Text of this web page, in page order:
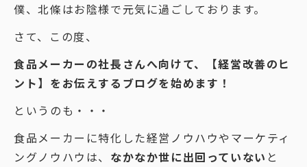
僕、北條はお陰様で元気に過ごしております。
さて、この度、
食品メーカーの社長さんへ向けて、【経営改善のヒ
ント】をお伝えするブログを始めます！
というのも・・・
食品メーカーに特化した経営ノウハウやマーケティ
ングノウハウは、 なかなか世に出回っていない と